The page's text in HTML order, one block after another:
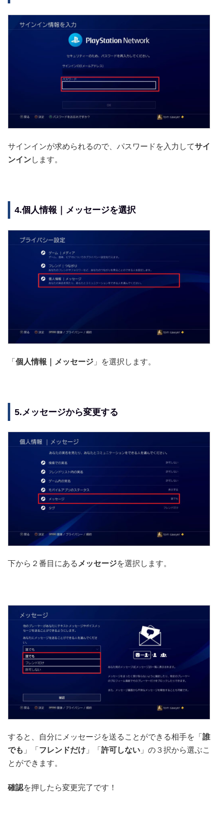
サインインが求められるので、パスワードを入力してサイ
ンインします。
4.個人情報｜メッセージを選択
「 個人情報｜メッセージ 」を選択します。
5.メッセージから変更する
下から２番目にあるメッセージを選択します。
すると、自分にメッセージを送ることができる相手を「 誰
でも 」「 フレンドだけ 」「 許可しない 」の３択から選ぶこ
とができます。
確認を押したら変更完了です！